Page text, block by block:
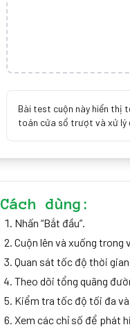
Bài test cuộn này hiển thị
toán cửa sổ trượt và xử lý
Cách dùng:
Nhấn “Bắt đầu”.
Cuộn lên và xuống trong
Quan sát tốc độ thời
Theo dõi tổng quãng
Kiểm tra tốc độ tối đa
Xem các chỉ số để phát